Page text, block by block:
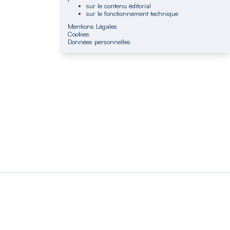
sur le contenu éditorial
sur le fonctionnement technique
Mentions Légales
Cookies
Données personnelles